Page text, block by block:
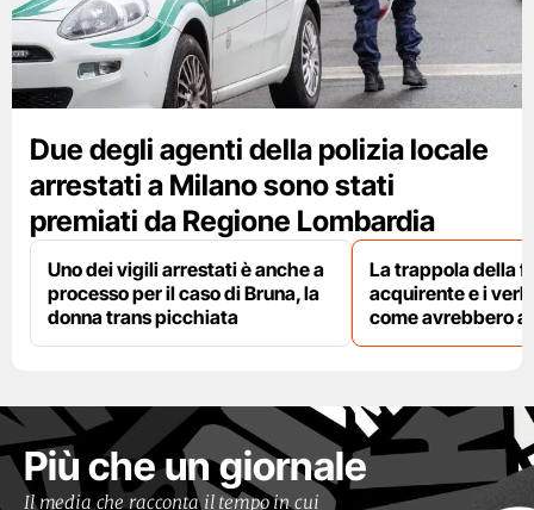
Due degli agenti della polizia locale
arrestati a Milano sono stati
premiati da Regione Lombardia
Uno dei vigili arrestati è anche a
processo per il caso di Bruna, la
donna trans picchiata
La trappola della
acquirente e i
come avrebbero
Più che un giornale
Il media che racconta il tempo in cui